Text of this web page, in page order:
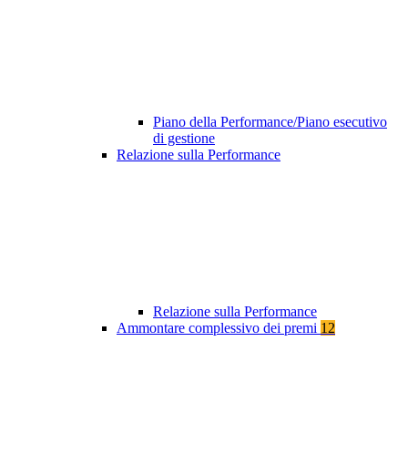
Piano della Performance/Piano esecutivo
di gestione
Relazione sulla Performance
Relazione sulla Performance
Ammontare complessivo dei premi 12